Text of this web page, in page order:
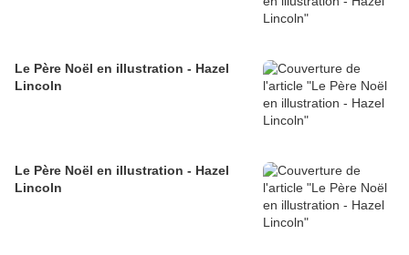
Le Père Noël en illustration - Hazel
Lincoln
Le Père Noël en illustration - Hazel
Lincoln